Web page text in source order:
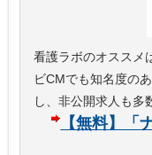
看護ラボのオススメ
ビCMでも知名度の
し、非公開求人も多
【無料】「